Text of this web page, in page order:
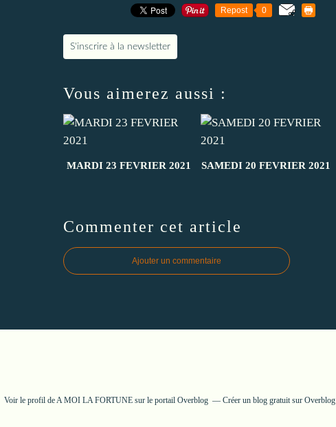
Repost 0
S'inscrire à la newsletter
Vous aimerez aussi :
MARDI 23 FEVRIER 2021 SAMEDI 20 FEVRIER 2021
Commenter cet article
Ajouter un commentaire
Voir le profil de A MOI LA FORTUNEsur le portail Overblog Créer un blog gratuit sur Overblog